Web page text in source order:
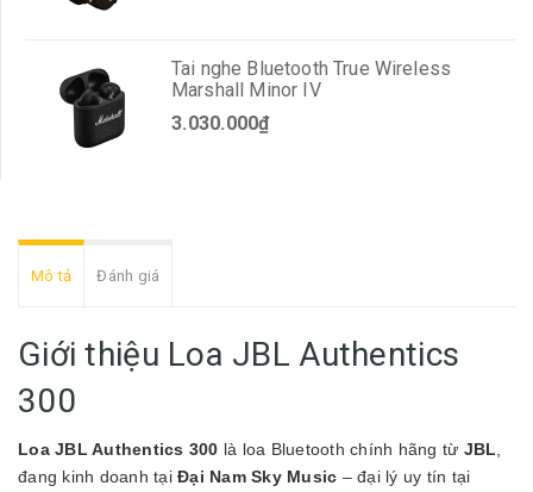
Tai nghe Bluetooth True Wireless
Marshall Minor IV
3.030.000₫
Mô tả Đánh giá
Giới thiệu Loa JBL Authentics
300
Loa JBL Authentics 300 là loa Bluetooth chính hãng từ JBL
đang kinh doanh tại Đại Nam Sky Music – đại lý uy tín tại